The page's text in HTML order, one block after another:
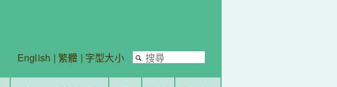
English | 繁體 | 字型大小